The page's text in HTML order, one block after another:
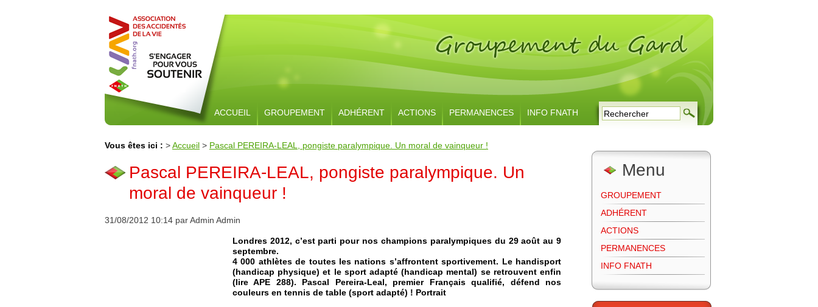
ACCUEIL GROUPEMENT ADHÉRENT ACTIONS PERMANENCES INFO FNATH
Vous êtes ici : >Accueil > Pascal PEREIRA-LEAL, pongiste paralympique. Un moral de vainqueur !
Pascal PEREIRA-LEAL, pongiste paralympique. Un
moral de vainqueur !
31/08/2012 10:14 par Admin Admin
Londres 2012, c’est parti pour nos champions paralympiques du 29 août au 9
septembre.
4 000 athlètes de toutes les nations s’affrontent sportivement. Le handisport
(handicap physique) et le sport adapté (handicap mental) se retrouvent enfin
(lire APE 288). Pascal Pereira-Leal, premier Français qualifié, défend nos
couleurs en tennis de table (sport adapté) ! Portrait
Menu
GROUPEMENT
ADHÉRENT
ACTIONS
PERMANENCES
INFO FNATH